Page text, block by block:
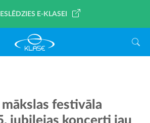
E-KLASEI
festivāla